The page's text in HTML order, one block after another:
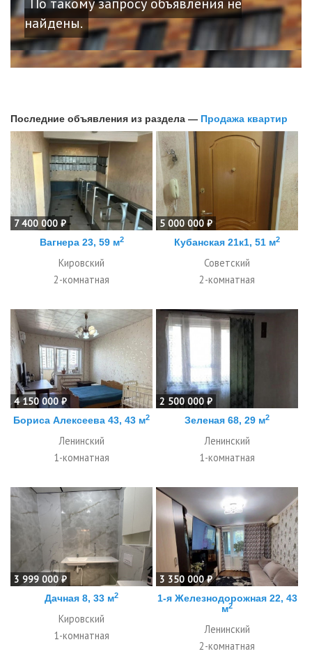
найдены.
Последние объявления из раздела — Продажа квартир
7 400 000 ₽
Вагнера 23, 59 м2
Кировский
2-комнатная
5 000 000 ₽
Кубанская 21к1, 51 м2
Советский
2-комнатная
4 150 000 ₽
Бориса Алексеева 43, 43 м2
Ленинский
1-комнатная
2 500 000 ₽
Зеленая 68, 29 м2
Ленинский
1-комнатная
3 999 000 ₽
Дачная 8, 33 м2
Кировский
1-комнатная
3 350 000 ₽
1-я Железнодорожная 22, 43
м2
Ленинский
2-комнатная